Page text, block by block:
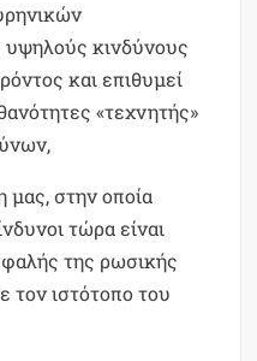
κινδύνους
και επιθυμεί
«τεχνητής»
μας, στην οποία
τώρα είναι
της ρωσικής
τον ιστότοπο του